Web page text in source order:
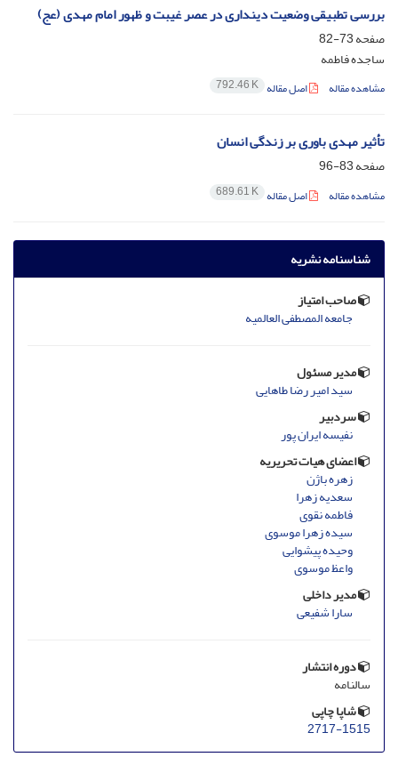
بررسی تطبیقی وضعیت دینداری در عصر غیبت و ظهور امام مهدی (عج)
صفحه73-82
ساجده فاطمه
مشاهده مقاله اصل مقاله 792.46 K
تأثیر مهدی باوری بر زندگی انسان
صفحه83-96
مشاهده مقاله اصل مقاله 689.61 K
شناسنامه نشریه
صاحب امتیاز
جامعه المصطفی العالمیه
مدیر مسئول
سید امیر رضا طاهایی
سردبیر
نفیسه ایران پور
اعضای هیات تحریریه
زهره باژن
سعدیه زهرا
فاطمه نقوی
سیده زهرا موسوی
وحیده پیشوایی
واعظ موسوی
مدیر داخلی
سارا شفیعی
دوره انتشار
سالنامه
شاپا چاپی
2717-1515